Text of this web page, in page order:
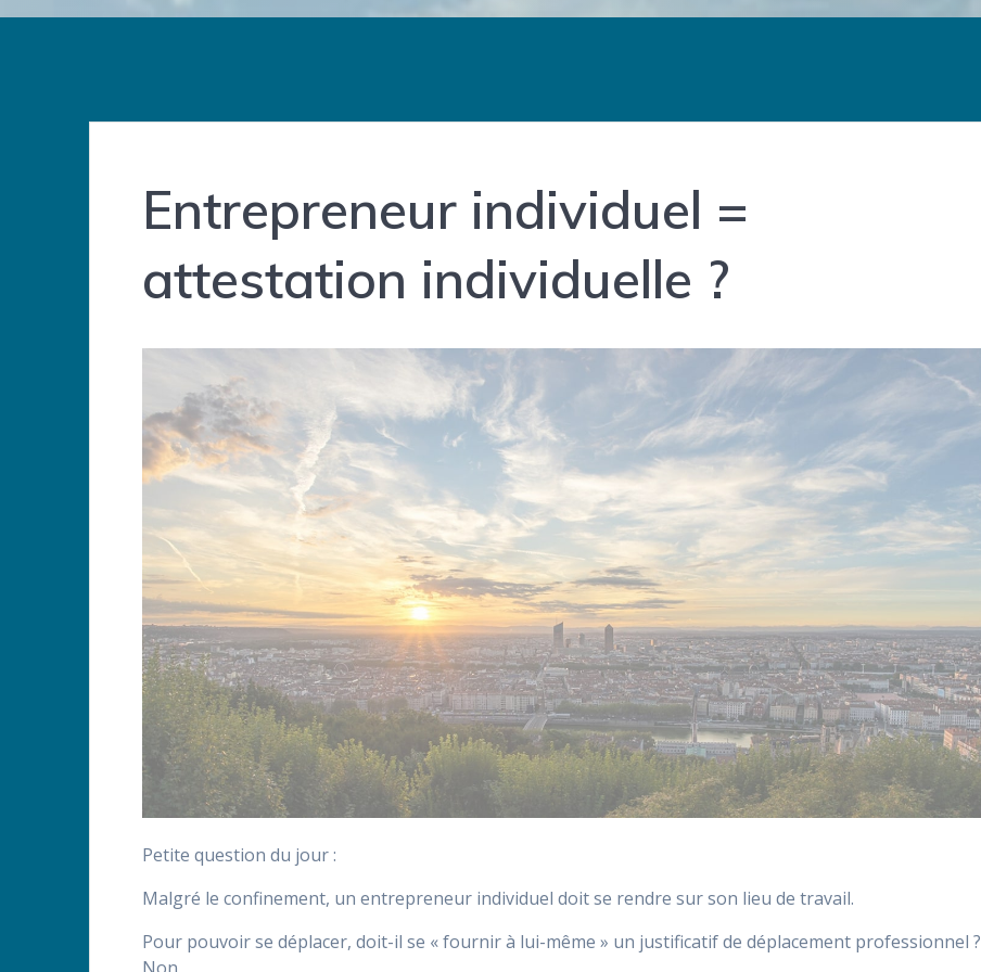
Entrepreneur individuel =
attestation individuelle ?
Petite question du jour :
Malgré le confinement, un entrepreneur individuel doit se rendre sur son lieu de travail.
Pour pouvoir se déplacer, doit-il se « fournir à lui-même » un justificatif de déplacement professionnel ?